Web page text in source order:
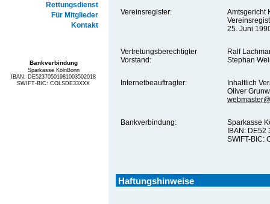
Rettungsdienst
Für Mitglieder
Kontakt
Bankverbindung
Sparkasse KölnBonn
IBAN: DE52370501981003502018
SWIFT-BIC: COLSDE33XXX
Vereinsregister:
Amtsgericht
25. Juni
Vertretungsberechtigter
Vorstand:
Ralf
Stephan
Internetbeauftragter:
Inhaltlich
Oliver
Bankverbindung:
Sparkasse
IBAN: DE52
SWIFT-BIC:
Haftungshinweise